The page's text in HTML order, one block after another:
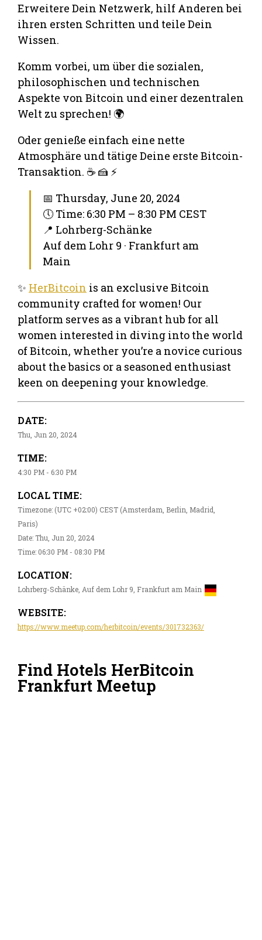
Erweitere Dein Netzwerk, hilf Anderen bei
ihren ersten Schritten und teile Dein
Wissen.
Komm vorbei, um über die sozialen,
philosophischen und technischen
Aspekte von Bitcoin und einer dezentralen
Welt zu sprechen! 🌍
Oder genieße einfach eine nette
Atmosphäre und tätige Deine erste Bitcoin-
Transaktion. ☕ 🍰 ⚡
📅 Thursday, June 20, 2024
🕔 Time: 6:30 PM – 8:30 PM CEST
📍 Lohrberg-Schänke
Auf dem Lohr 9 · Frankfurt am
Main
✨ HerBitcoin is an exclusive Bitcoin
community crafted for women! Our
platform serves as a vibrant hub for all
women interested in diving into the world
of Bitcoin, whether you’re a novice curious
about the basics or a seasoned enthusiast
keen on deepening your knowledge.
DATE:
Thu, Jun 20, 2024
TIME:
4:30 PM - 6:30 PM
LOCAL TIME:
Timezone: (UTC +02:00) CEST (Amsterdam, Berlin, Madrid,
Paris)
Date: Thu, Jun 20, 2024
Time: 06:30 PM - 08:30 PM
LOCATION:
Lohrberg-Schänke, Auf dem Lohr 9, Frankfurt am Main
WEBSITE:
https://www.meetup.com/herbitcoin/events/301732363/
Find Hotels HerBitcoin
Frankfurt Meetup